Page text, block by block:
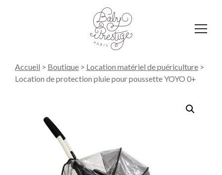
Accueil > Boutique > Location matériel de puériculture >
Location de protection pluie pour poussette YOYO 0+